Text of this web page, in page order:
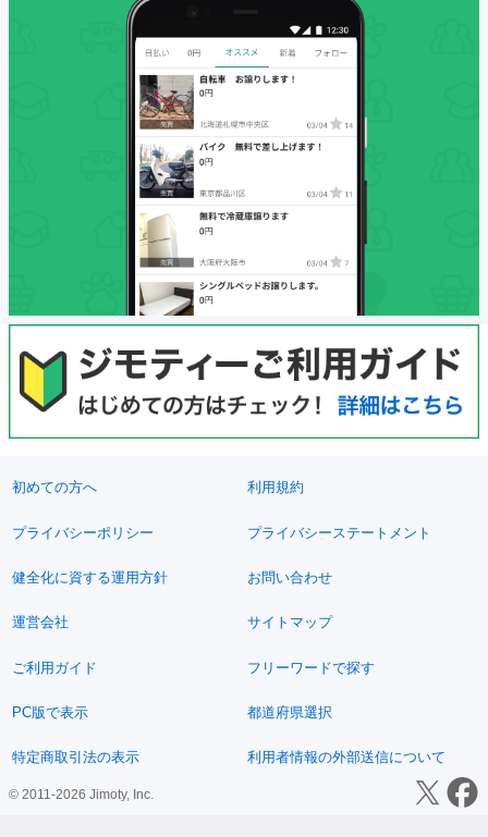
初めての方へ 利用規約
プライバシーポリシー プライバシーステートメント
健全化に資する運用方針 お問い合わせ
運営会社 サイトマップ
ご利用ガイド フリーワードで探す
PC版で表示 都道府県選択
特定商取引法の表示 利用者情報の外部送信について
© 2011-2026 Jimoty, Inc.